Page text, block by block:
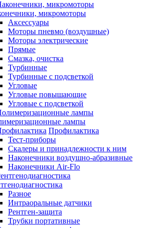
микромоторы
Аксессуары
Моторы пневмо (воздушные)
Моторы электрические
Прямые
Смазка, очистка
Турбинные
Турбинные с подсветкой
Угловые
Угловые повышающие
Угловые с подсветкой
лампы
Профилактика
Тест-приборы
Скалеры и принадлежности к ним
Наконечники воздушно-абразивные
Наконечники Air-Flo
Разное
Интраоральные датчики
Рентген-защита
Трубки портативные